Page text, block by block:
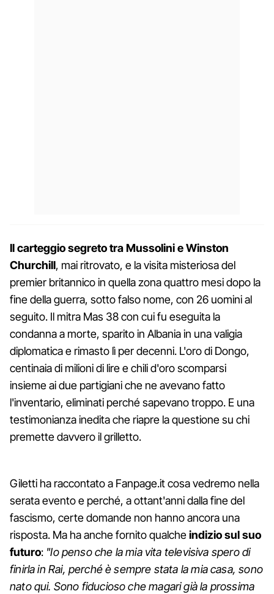
Il carteggio segreto tra Mussolini e Winston
Churchill, mai ritrovato, e la visita misteriosa del
premier britannico in quella zona quattro mesi dopo la
fine della guerra, sotto falso nome, con 26 uomini al
seguito. Il mitra Mas 38 con cui fu eseguita la
condanna a morte, sparito in Albania in una valigia
diplomatica e rimasto lì per decenni. L'oro di Dongo,
centinaia di milioni di lire e chili d'oro scomparsi
insieme ai due partigiani che ne avevano fatto
l'inventario, eliminati perché sapevano troppo. E una
testimonianza inedita che riapre la questione su chi
premette davvero il grilletto.
Giletti ha raccontato a Fanpage.it cosa vedremo nella
serata evento e perché, a ottant'anni dalla fine del
fascismo, certe domande non hanno ancora una
risposta. Ma ha anche fornito qualcheindizio sul suo
futuro: "Io penso che la mia vita televisiva spero di
finirla in Rai, perché è sempre stata la mia casa, sono
nato qui. Sono fiducioso che magari già la prossima